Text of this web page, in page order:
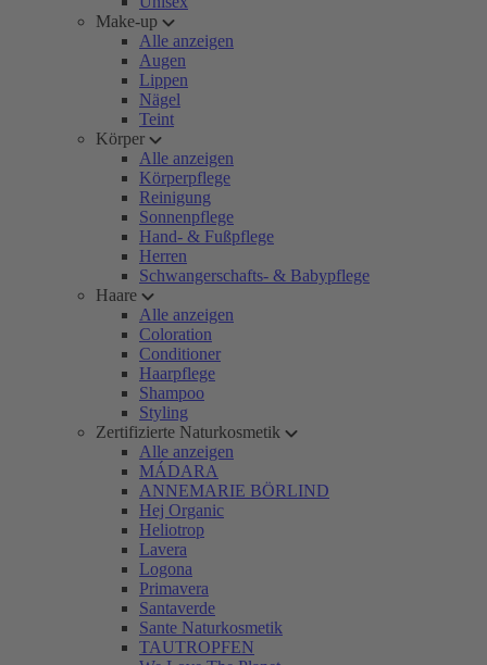
Make-up
Alle anzeigen
Augen
Lippen
Nägel
Teint
Körper
Alle anzeigen
Körperpflege
Reinigung
Sonnenpflege
Hand- & Fußpflege
Herren
Schwangerschafts- & Babypflege
Haare
Alle anzeigen
Coloration
Conditioner
Haarpflege
Shampoo
Styling
Zertifizierte Naturkosmetik
Alle anzeigen
MÁDARA
ANNEMARIE BÖRLIND
Hej Organic
Heliotrop
Lavera
Logona
Primavera
Santaverde
Sante Naturkosmetik
TAUTROPFEN